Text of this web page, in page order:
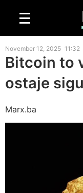
November 12, 2025 11:32
Bitcoin to
ostaje
Marx.ba